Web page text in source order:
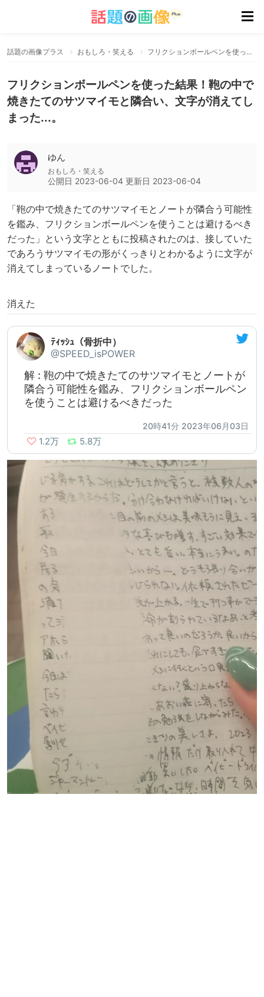
話題の画像プラス おもしろ・笑える フリクションボールペンを使った結果！鞄の中で焼きたてのサツマイモと隣合い、文字が消えてしまった...。
フリクションボールペンを使った結果！鞄の中で
焼きたてのサツマイモと隣合い、文字が消えてし
まった...。
ゆん
おもしろ・笑える
公開日 2023-06-04 更新日 2023-06-04
「鞄の中で焼きたてのサツマイモとノートが隣合う可能性
を鑑み、フリクションボールペンを使うことは避けるべき
だった」という文字とともに投稿されたのは、接していた
であろうサツマイモの形がくっきりとわかるように文字が
消えてしまっているノートでした。
消えた
ﾃｨｯｼｭ（骨折中）
@SPEED_isPOWER
解 : 鞄の中で焼きたてのサツマイモとノートが
隣合う可能性を鑑み、フリクションボールペン
を使うことは避けるべきだった
20時41分 2023年06月03日
1.2万 5.8万